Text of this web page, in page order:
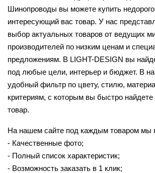
Шинопроводы вы можете купить
интересующий вас товар. У нас
выбор актуальных товаров от ведущих
производителей по низким ценам и
предложениям. В LIGHT-DESIGN вы
под любые цели, интерьер и бюджет. В
удобный фильтр по цвету, стилю,
критериям, с которым вы быстро
товар.
На нашем сайте под каждым товаром мы
- Качественные фото;
- Полный список характеристик;
- Возможность заказать в 1 клик;